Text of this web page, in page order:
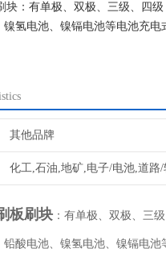
块：有单极、双极、三级、四
氢电池、镍镉电池等电池充电
其他品牌
化工,石油,地矿,电子/电池,道路/
板刷块 ：有单极、双极、三
酸电池、镍氢电池、镍镉电